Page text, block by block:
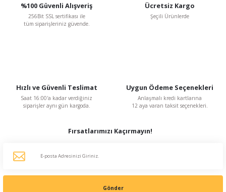
%100 Güvenli Alışveriş
256Bit SSL sertifikası ile
tüm siparişleriniz güvende.
Ücretsiz Kargo
Şeçili Ürünlerde
Hızlı ve Güvenli Teslimat
Saat 16:00'a kadar verdiğiniz
siparişler aynı gün kargoda.
Uygun Ödeme Seçenekleri
Anlaşmalı kredi kartlarına
12 aya varan taksit seçenekleri.
Fırsatlarımızı Kaçırmayın!
Gönder